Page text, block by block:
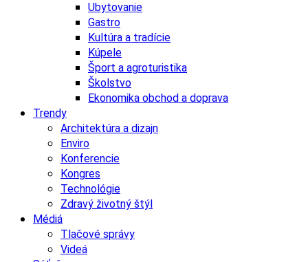
Ubytovanie
Gastro
Kultúra a tradície
Kúpele
Šport a agroturistika
Školstvo
Ekonomika obchod a doprava
Trendy
Architektúra a dizajn
Enviro
Konferencie
Kongres
Technológie
Zdravý životný štýl
Médiá
Tlačové správy
Videá